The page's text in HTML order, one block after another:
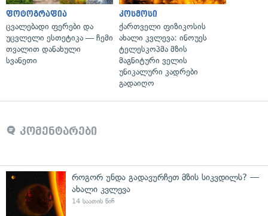
ფოტოგრაფია
ცვალებადი ფერები და
უცვლელი ესთეტიკა — ჩემი
თვალით დანახული
სვანეთი
კოსმოსი
ქართველი ფიზიკოსის
ახალი კვლევა: ინოუეს
ტელესკოპმა მზის
მაგნიტური ველის
უნიკალური კადრები
გადაიღო
კომენტარები
როგორ უნდა გადავურჩეთ მზის სიკვდილს? —
ახალი კვლევა
14 საათის წინ